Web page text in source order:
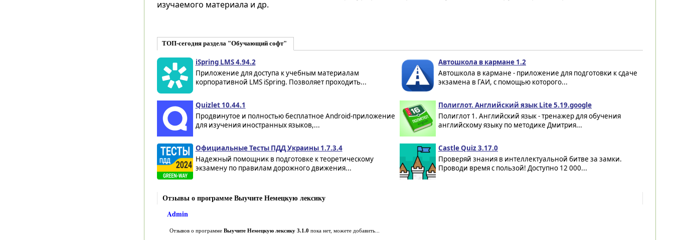
изучаемого материала и др.
ТОП-сегодня раздела "Обучающий софт"
iSpring LMS 4.94.2
Приложение для доступа к учебным материалам
корпоративной LMS iSpring. Позволяет проходить...
Автошкола в кармане 1.2
Автошкола в кармане - приложение для подготовки к сдаче
экзамена в ГАИ, с помощью которого...
Quizlet 10.44.1
Продвинутое и полностью бесплатное Android-приложение
для изучения иностранных языков,...
Полиглот. Английский язык Lite 5.19.google
Полиглот 1. Английский язык - тренажер для обучения
английскому языку по методике Дмитрия...
Официальные Тесты ПДД Украины 1.7.3.4
Надежный помощник в подготовке к теоретическому
экзамену по правилам дорожного движения...
Castle Quiz 3.17.0
Проверяй знания в интеллектуальной битве за замки.
Проводи время с пользой! Доступно 12 000...
Отзывы о программе Выучите Немецкую лексику
Admin
Отзывов о программе Выучите Немецкую лексику 3.1.0 пока нет, можете добавить...